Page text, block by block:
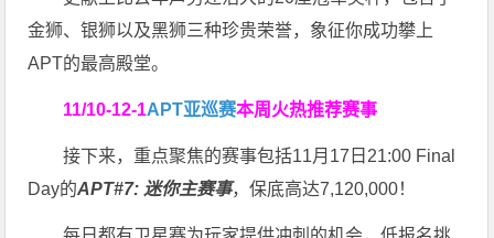
金狮、银狮以及黑狮三种珍贵荣誉，象征你成功攀上
APT的最高殿堂。
11/10-12-1APT亚巡赛本周火热推荐赛事
接下来，重点聚焦的赛事包括11月17日21:00 Final
Day的APT#7: 迷你主赛事，保底高达7,120,000！